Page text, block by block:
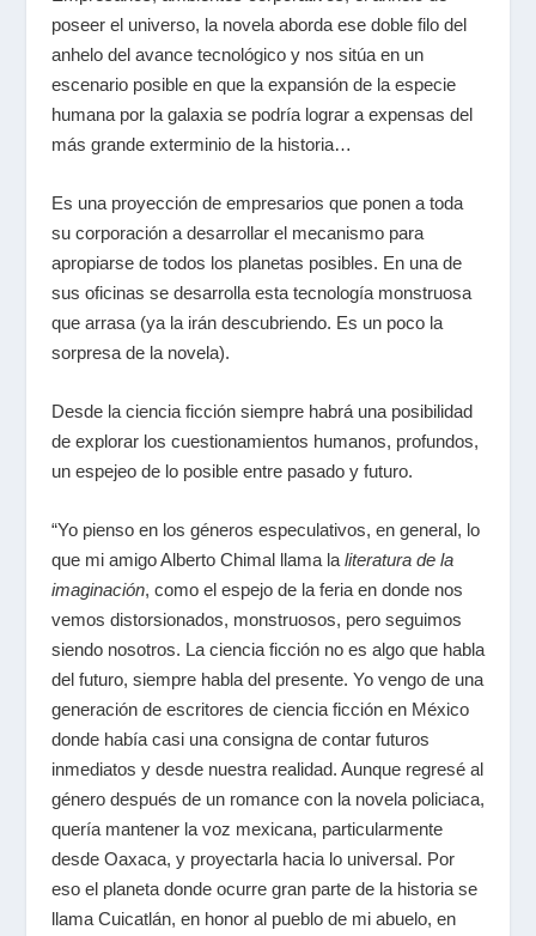
poseer el universo, la novela aborda ese doble filo del
anhelo del avance tecnológico y nos sitúa en un
escenario posible en que la expansión de la especie
humana por la galaxia se podría lograr a expensas del
más grande exterminio de la historia…
Es una proyección de empresarios que ponen a toda
su corporación a desarrollar el mecanismo para
apropiarse de todos los planetas posibles. En una de
sus oficinas se desarrolla esta tecnología monstruosa
que arrasa (ya la irán descubriendo. Es un poco la
sorpresa de la novela).
Desde la ciencia ficción siempre habrá una posibilidad
de explorar los cuestionamientos humanos, profundos,
un espejeo de lo posible entre pasado y futuro.
“Yo pienso en los géneros especulativos, en general, lo
que mi amigo Alberto Chimal llama la literatura de la
imaginación, como el espejo de la feria en donde nos
vemos distorsionados, monstruosos, pero seguimos
siendo nosotros. La ciencia ficción no es algo que habla
del futuro, siempre habla del presente. Yo vengo de una
generación de escritores de ciencia ficción en México
donde había casi una consigna de contar futuros
inmediatos y desde nuestra realidad. Aunque regresé al
género después de un romance con la novela policiaca,
quería mantener la voz mexicana, particularmente
desde Oaxaca, y proyectarla hacia lo universal. Por
eso el planeta donde ocurre gran parte de la historia se
llama Cuicatlán, en honor al pueblo de mi abuelo, en